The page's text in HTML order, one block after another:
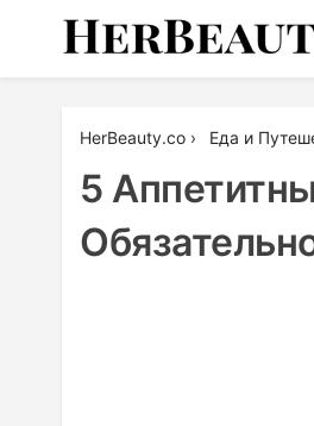
HerBeauty.co › Еда и
5